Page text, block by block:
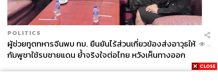
POLITICS
ผู้ช่วยทูตทหารจีนพบ ทบ. ยืนยันไร้ส่วนเกี่ยวข้องส่งอาวุธให้
กัมพูชาใช้รบชายแดน ย้ำจริงใจต่อไทย หวังเห็นทางออก
...